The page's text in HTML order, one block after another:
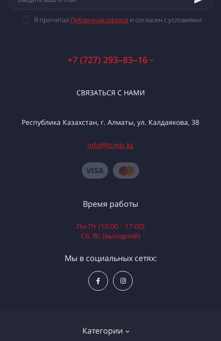
Я прочитал Публичная оферта и согласен с условиями
+7 (727) 293‒83‒16
СВЯЗАТЬСЯ С НАМИ
Республика Казахстан, г. Алматы, ул. Калдаякова, 38
info@tsmp.kz
Категории
Время работы
Пн-Пт (10:00 - 17:00)
Сб, Вс (выходной)
Мы в социальных сетях: